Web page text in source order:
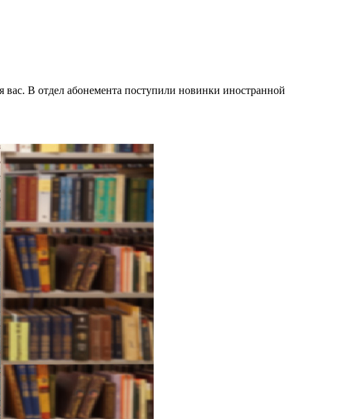
В отдел абонемента поступили новинки иностранной